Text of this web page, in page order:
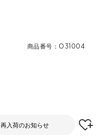
商品番号 O31004
再入荷のお知らせ